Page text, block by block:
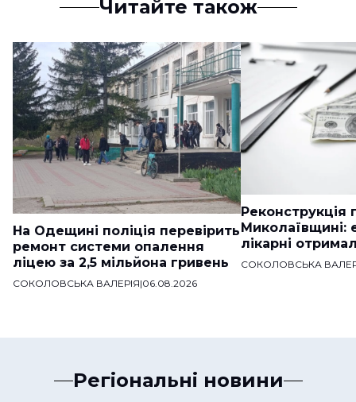
Читайте також
На Одещині поліція перевірить
ремонт системи опалення
ліцею за 2,5 мільйона гривень
СОКОЛОВСЬКА ВАЛЕРІЯ|06.08.2026
Реконструкція
Миколаївщині:
лікарні
СОКОЛОВСЬКА
Регіональні новини